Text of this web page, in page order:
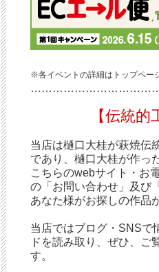
※各イベントの詳細はトップペー
【伝統
当店は樋口大桂が萩焼伝
であり、樋口大桂が作っ
こちらのwebサイト・お
の「お問い合わせ」及び
あなた様がお探しの作品
当店ではブログ・SNSで
ドを読み取り、ぜひ、ご
す。